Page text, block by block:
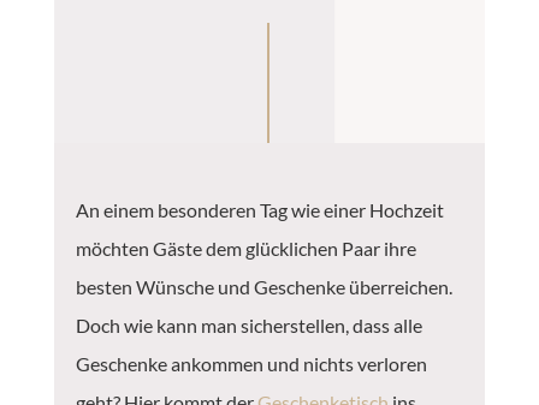
An einem besonderen Tag wie einer Hochzeit
möchten Gäste dem glücklichen Paar ihre
besten Wünsche und Geschenke überreichen.
Doch wie kann man sicherstellen, dass alle
Geschenke ankommen und nichts verloren